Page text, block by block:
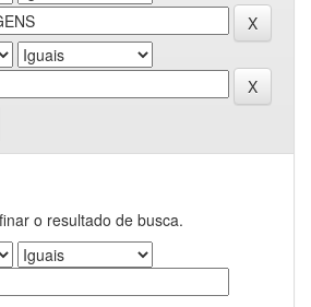
o resultado de busca.